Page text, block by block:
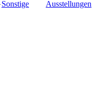
Sonstige
Ausstellungen